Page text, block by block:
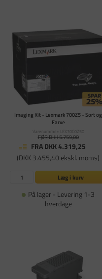
Imaging Kit - Lexmark 700Z5 - Sort og
Farve
Varenummer: LEX70C0Z50
FØR DKK 5.759,00
FRA DKK 4.319,25
(DKK 3.455,40 ekskl. moms)
Læg i kurv
På lager - Levering 1-3
hverdage